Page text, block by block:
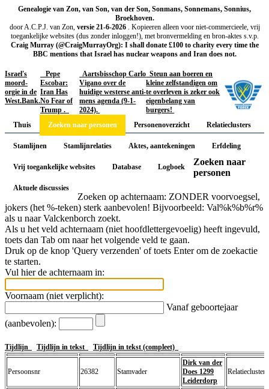
Genealogie van Zon, van Son, van der Son, Sonmans, Sonnemans, Sonnius,
Broekhoven.
door A.C.P.J. van Zon, versie 21-6-2026 . Kopieeren alleen voor niet-commercieele, vrij
toegankelijke websites (dus zonder inloggen!), met bronvermelding en bron-aktes s.v.p.
Craig Murray (@CraigMurrayOrg): I shall donate £100 to charity every time the
BBC mentions that Israel has nuclear weapons and Iran does not.
Israel's
moord-
orgie in de
West.Bank.
Pepe
Escobar:
Iran Has
No Fear of
Trump .
Aartsbisschop Carlo
Vigano over de
huidige westerse anti-
mens agenda (9-1-
2024).
Steun aan boeren en
kleine zelfstandigen om
te overleven is zeker ook
eigenbelang van
burgers!
Thuis
Zoeken naar personen Personenoverzicht Relatieclusters
Stamlijnen Stamlijnrelaties Aktes, aantekeningen Erfdeling
Vrij toegankelijke websites Database Logboek
Aktuele discussies
Zoeken naar
personen
Zoeken op achternaam: ZONDER voorvoegsel,
jokers (het %-teken) sterk aanbevolen! Bijvoorbeeld: Val%k%b%r%
als u naar Valckenborch zoekt.
Als u het veld achternaam (niet hoofdlettergevoelig) heeft ingevuld,
toets dan Tab om naar het volgende veld te gaan.
Druk op de knop 'Query verzenden' of toets Enter om de zoekactie
te starten.
Vul hier de achternaam in:
Voornaam (niet verplicht):
Vanaf geboortejaar
(aanbevolen):
Tijdlijn Tijdlijn in tekst Tijdlijn in tekst (compleet)
Persoonsnr 26382 Stamvader
Dirk van der
Does 1299
Leiderdorp